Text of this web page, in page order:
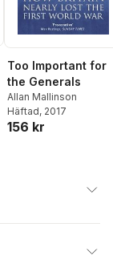
Too Important for
the Generals
Allan Mallinson
Häftad, 2017
156 kr